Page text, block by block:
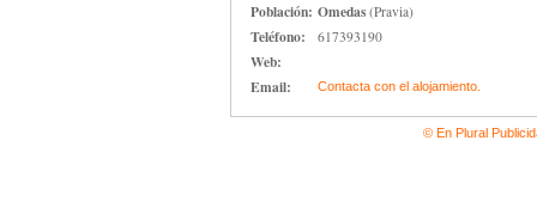
Población: Omedas(Pravia)
Teléfono: 617393190
Web:
Email:
Contacta con el alojamiento.
© En Plural